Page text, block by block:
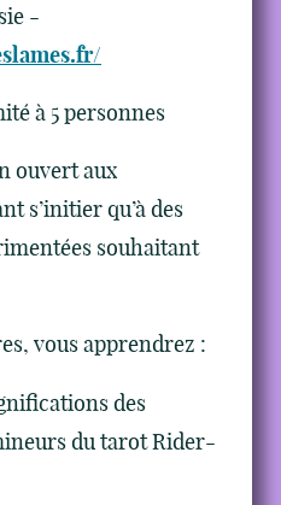
-
à 5 personnes
ouvert aux
s’initier qu’à des
souhaitant
vous apprendrez :
des
du tarot Rider-